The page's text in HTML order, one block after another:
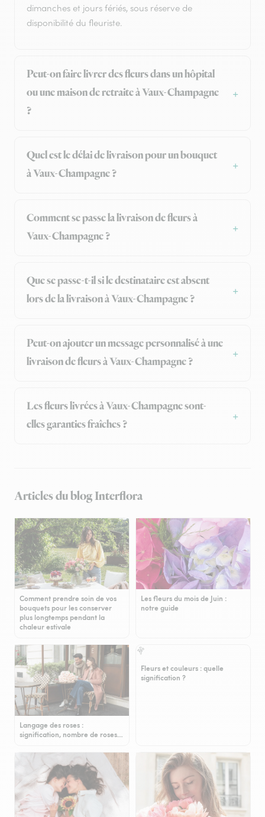
dimanches et jours fériés, sous réserve de
disponibilité du fleuriste.
Peut-on faire livrer des fleurs dans un hôpital
ou une maison de retraite à Vaux-Champagne
?
Quel est le délai de livraison pour un bouquet
à Vaux-Champagne ?
Comment se passe la livraison de fleurs à
Vaux-Champagne ?
Que se passe-t-il si le destinataire est absent
lors de la livraison à Vaux-Champagne ?
Peut-on ajouter un message personnalisé à une
livraison de fleurs à Vaux-Champagne ?
Les fleurs livrées à Vaux-Champagne sont-
elles garanties fraîches ?
Articles du blog Interflora
Comment prendre soin de vos
bouquets pour les conserver
plus longtemps pendant la
chaleur estivale
Les fleurs du mois de Juin :
notre guide
Langage des roses :
signification, nombre de roses…
Fleurs et couleurs : quelle
signification ?